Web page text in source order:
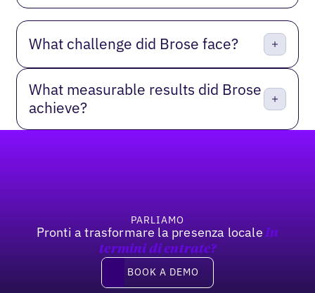
What challenge did Brose face?
What measurable results did Brose
achieve?
PARLIAMO
Pronti a trasformare la presenza locale In
termini di entrate?
Book a demo
BOOK A DEMO